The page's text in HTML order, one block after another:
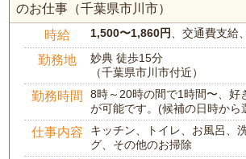
のお仕事（千葉県市川市）
時給 1,500〜1,860円、交通費支給
勤務地
妙典 徒歩15分
（千葉県市川市付近）
勤務時間
8時～20時の間で1時間〜、好
が可能です。(候補の日時から
仕事内容
キッチン、トイレ、お風呂、
グ、その他のお掃除